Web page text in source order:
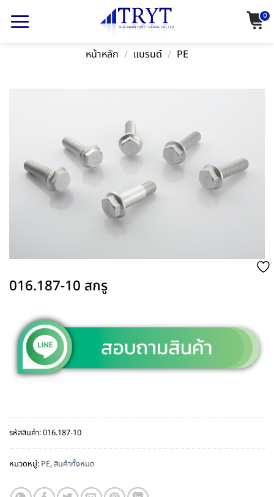
0
หน้าหลัก / แบรนด์ / PE
016.187-10 สกรู
รหัสสินค้า:016.187-10
หมวดหมู่: PE,สินค้าทั้งหมด